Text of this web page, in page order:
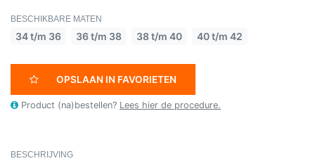
BESCHIKBARE MATEN
34 t/m 36 36 t/m 38 38 t/m 40 40 t/m 42
OPSLAAN IN FAVORIETEN
Product (na)bestellen? Lees hier de procedure.
BESCHRIJVING